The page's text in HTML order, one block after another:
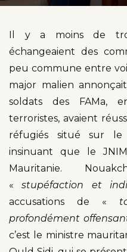
Il y a moins de
échangeaient des
peu commune entre
major malien
soldats des FAMa,
terroristes, avaient
réfugiés situé sur
insinuant que le
Mauritanie.
«stupéfaction et
accusations de «
profondément
c’est le ministre